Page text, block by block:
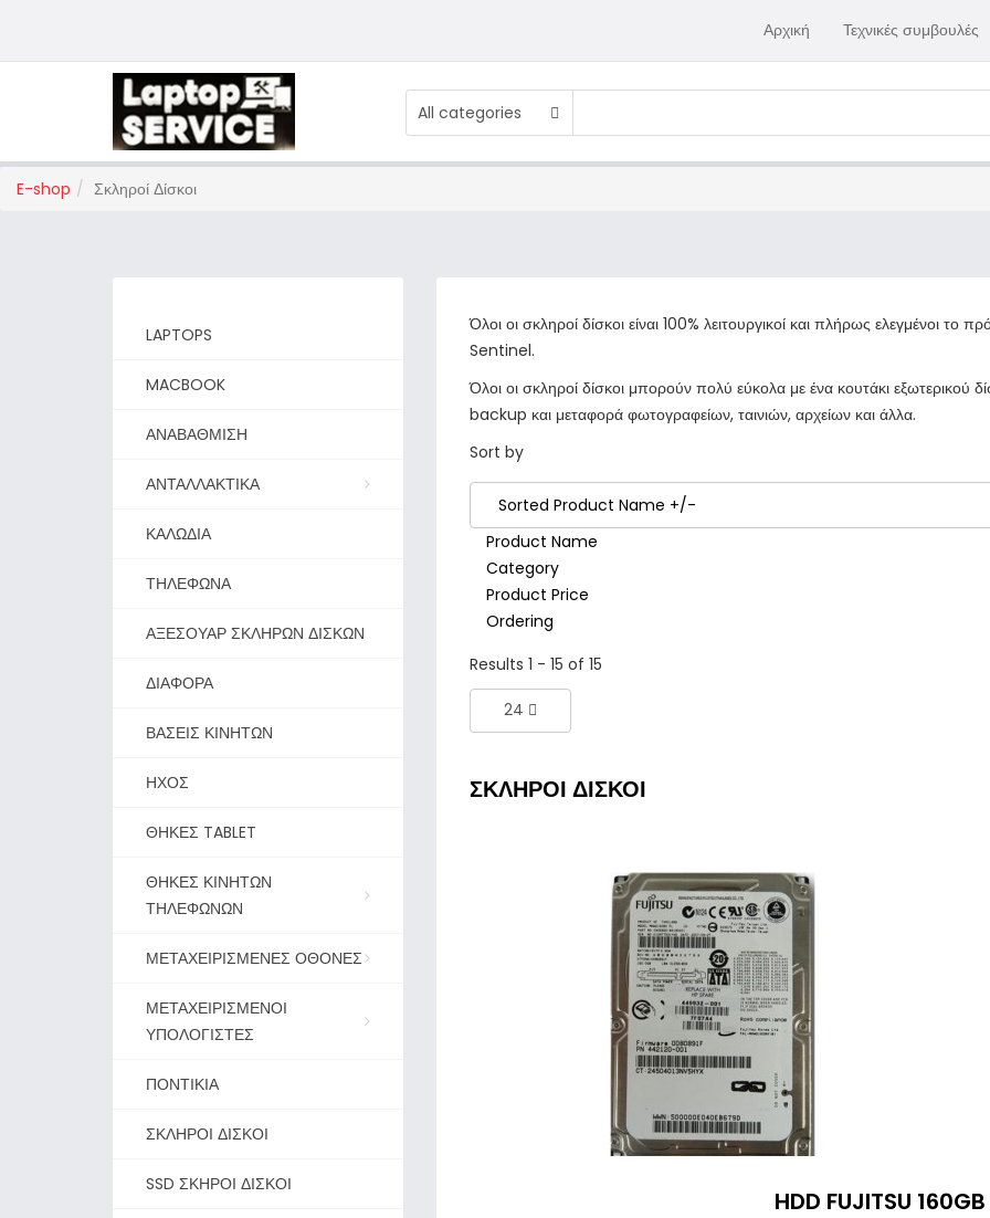
Αρχική Τεχνικές συμβουλές
All categories
E-shop Σκληροί Δίσκοι
LAPTOPS
MACBOOK
ΑΝΑΒΑΘΜΙΣΗ
ΑΝΤΑΛΛΑΚΤΙΚΑ
ΚΑΛΩΔΙΑ
ΤΗΛΕΦΩΝΑ
ΑΞΕΣΟΥΑΡ ΣΚΛΗΡΩΝ ΔΙΣΚΩΝ
ΔΙΑΦΟΡΑ
ΒΑΣΕΙΣ ΚΙΝΗΤΩΝ
ΗΧΟΣ
ΘΗΚΕΣ TABLET
ΘΗΚΕΣ ΚΙΝΗΤΩΝ
ΤΗΛΕΦΩΝΩΝ
ΜΕΤΑΧΕΙΡΙΣΜΕΝΕΣ ΟΘΟΝΕΣ
ΜΕΤΑΧΕΙΡΙΣΜΕΝΟΙ
ΥΠΟΛΟΓΙΣΤΕΣ
ΠΟΝΤΙΚΙΑ
ΣΚΛΗΡΟΙ ΔΙΣΚΟΙ
SSD ΣΚΗΡΟΙ ΔΙΣΚΟΙ
Όλοι οι σκληροί δίσκοι είναι 100% λειτουργικοί και πλήρως ελεγμένοι
Sentinel.
Όλοι οι σκληροί δίσκοι μπορούν πολύ εύκολα με ένα κουτάκι εξωτερικού
backup και μεταφορά φωτογραφείων, ταινιών, αρχείων και άλλα.
Sort by
Sorted Product Name +/-
Product Name
Category
Product Price
Ordering
Results 1 - 15 of 15
24
ΣΚΛΗΡΟΙ ΔΙΣΚΟΙ
HDD FUJITSU